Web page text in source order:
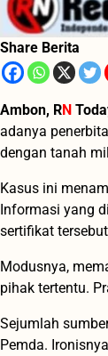
Share Berita
Ambon, RN
adanya
dengan tanah
Kasus ini
Informasi yang
sertifikat
Modusnya,
pihak tertentu.
Sejumlah
Pemda.